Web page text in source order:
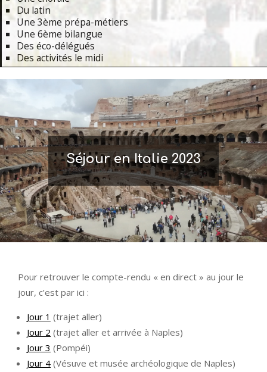
Du latin
Une 3ème prépa-métiers
Une 6ème bilangue
Des éco-délégués
Des activités le midi
Navigation
Séjour en Italie 2023
Pour retrouver le compte-rendu « en direct » au jour le
jour, c’est par ici :
Jour 1 (trajet aller)
Jour 2 (trajet aller et arrivée à Naples)
Jour 3 (Pompéi)
Jour 4 (Vésuve et musée archéologique de Naples)